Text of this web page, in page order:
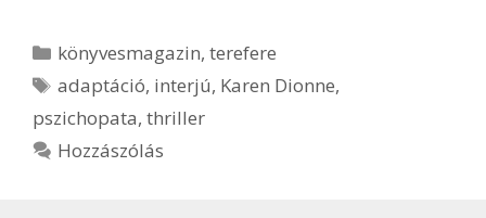
Kategória
könyvesmagazin,terefere
Címkék
adaptáció, interjú, Karen Dionne,
pszichopata, thriller
Hozzászólás